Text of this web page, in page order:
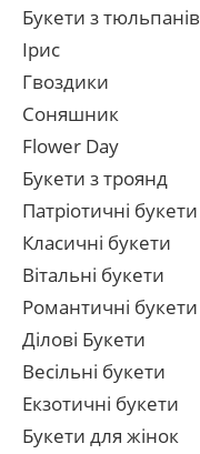
Букети з тюльпанів
Ірис
Гвоздики
Соняшник
Flower Day
Букети з троянд
Патріотичні букети
Класичні букети
Вітальні букети
Романтичні букети
Ділові Букети
Весільні букети
Екзотичні букети
Букети для жінок